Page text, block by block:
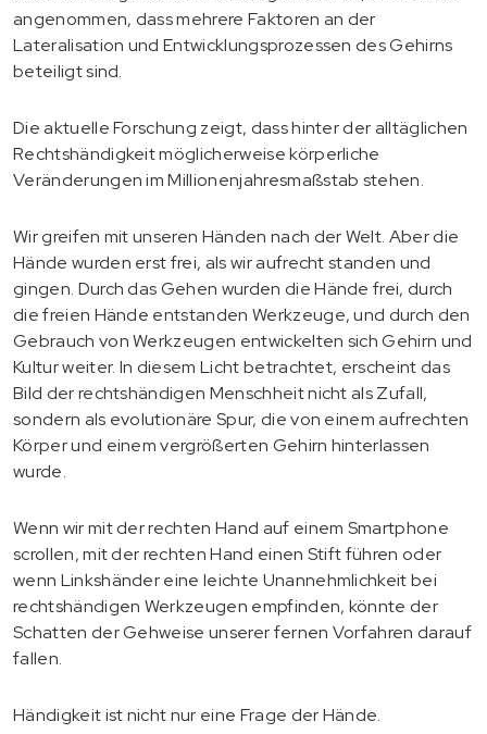
angenommen, dass mehrere Faktoren an der
Lateralisation und Entwicklungsprozessen des Gehirns
beteiligt sind.
Die aktuelle Forschung zeigt, dass hinter der alltäglichen
Rechtshändigkeit möglicherweise körperliche
Veränderungen im Millionenjahresmaßstab stehen.
Wir greifen mit unseren Händen nach der Welt. Aber die
Hände wurden erst frei, als wir aufrecht standen und
gingen. Durch das Gehen wurden die Hände frei, durch
die freien Hände entstanden Werkzeuge, und durch den
Gebrauch von Werkzeugen entwickelten sich Gehirn und
Kultur weiter. In diesem Licht betrachtet, erscheint das
Bild der rechtshändigen Menschheit nicht als Zufall,
sondern als evolutionäre Spur, die von einem aufrechten
Körper und einem vergrößerten Gehirn hinterlassen
wurde.
Wenn wir mit der rechten Hand auf einem Smartphone
scrollen, mit der rechten Hand einen Stift führen oder
wenn Linkshänder eine leichte Unannehmlichkeit bei
rechtshändigen Werkzeugen empfinden, könnte der
Schatten der Gehweise unserer fernen Vorfahren darauf
fallen.
Händigkeit ist nicht nur eine Frage der Hände.